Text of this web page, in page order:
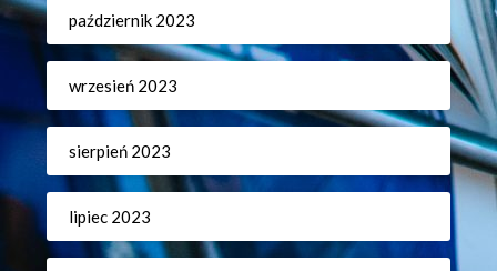
październik 2023
wrzesień 2023
sierpień 2023
lipiec 2023